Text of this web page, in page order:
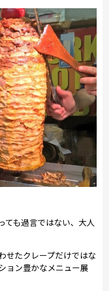
ても過言ではない、大人
せたクレープだけではな
ョン豊かなメニュー展